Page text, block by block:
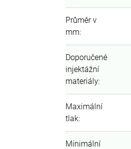
Průměr v
mm:
Doporučené
injektážní
materiály:
Maximální
tlak:
Minimální